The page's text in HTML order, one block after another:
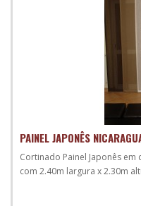
PAINEL JAPONÊS
Cortinado Painel Japonês em
com 2.40m largura x 2.30m